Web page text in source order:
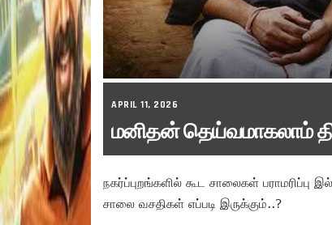
APRIL 11, 2026
மனிதன் தெய்வமாகலாம்
நகர்ப்புறங்களில் கூட சாலைகள்
சாலை வசதிகள் எப்படி இருக்கும்..?